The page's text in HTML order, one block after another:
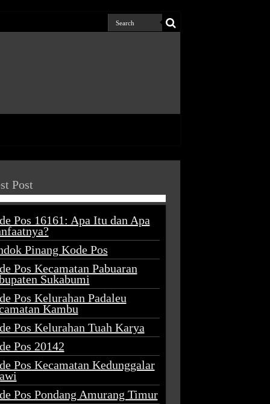
Post
Pos 16161: Apa Itu dan Apa
Pinang Kode Pos
Pos Kecamatan Pabuaran
Sukabumi
Pos Kelurahan Padaleu
Kambu
Pos Kelurahan Tuah Karya
Pos 20142
Pos Kecamatan Kedunggalar
Pos Pondang Amurang Timur